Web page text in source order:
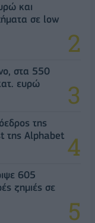
και
σε low
στα 550
ευρώ
της
της Alphabet
605
ζημιές σε